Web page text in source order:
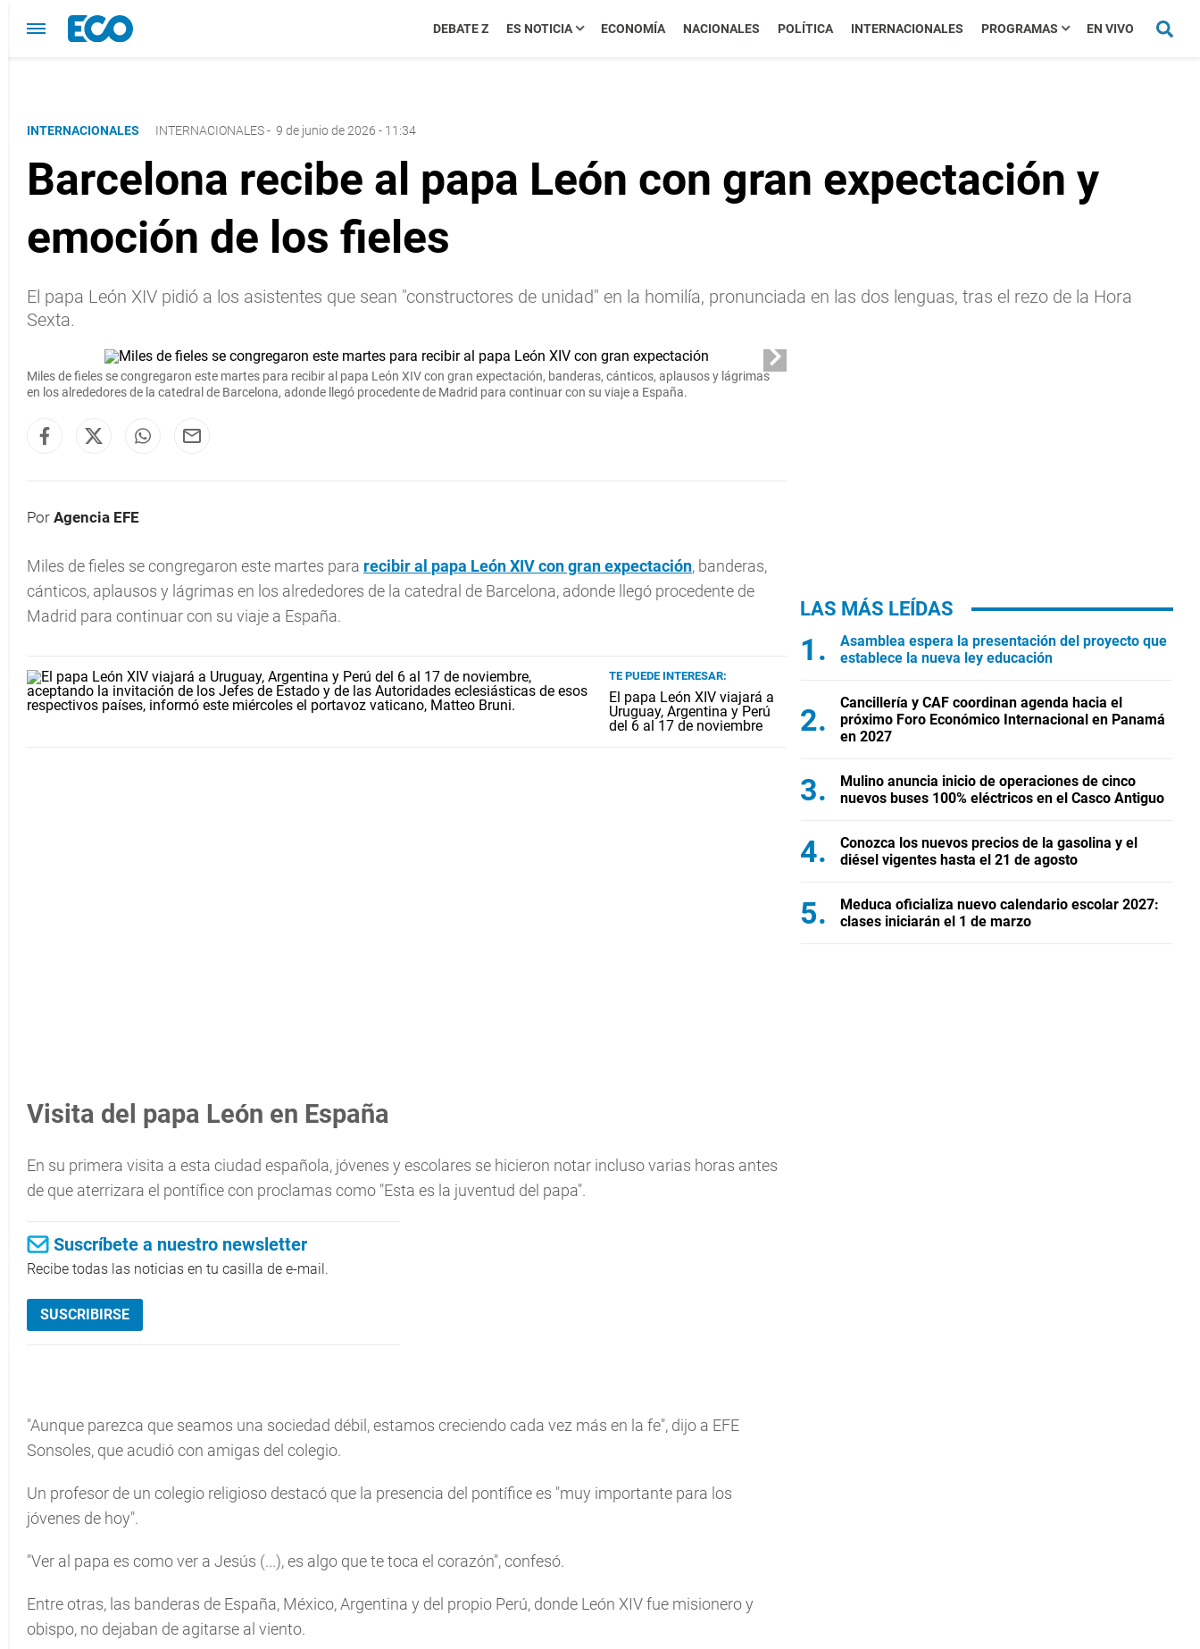
DEBATE Z ES NOTICIA ECONOMÍA NACIONALES POLÍTICA INTERNACIONALES PROGRAMAS EN VIVO
INTERNACIONALES INTERNACIONALES- 9 de junio de 2026 - 11:34
Barcelona recibe al papa León con gran expectación y
emoción de los fieles
El papa León XIV pidió a los asistentes que sean "constructores de unidad" en la homilía, pronunciada en las dos lenguas, tras el rezo de la Hora
Sexta.
Miles de fieles se congregaron este martes para recibir al papa León XIV con gran expectación, banderas, cánticos, aplausos y lágrimas
en los alrededores de la catedral de Barcelona, adonde llegó procedente de Madrid para continuar con su viaje a España.
Por Agencia EFE
Miles de fieles se congregaron este martes para recibir al papa LeónXIV con gran expectación, banderas,
cánticos, aplausos y lágrimas en los alrededores de la catedral de Barcelona, adonde llegó procedente de
Madrid para continuar con su viaje a España.
TE PUEDE INTERESAR:
El papa León XIV viajará a
Uruguay, Argentina y Perú
del 6 al 17 de noviembre
Visita del papa León en España
En su primera visita a esta ciudad española, jóvenes y escolares se hicieron notar incluso varias horas antes
de que aterrizara el pontífice con proclamas como "Esta es la juventud del papa".
Suscríbete a nuestro newsletter
Recibe todas las noticias en tu casilla de e-mail.
SUSCRIBIRSE
"Aunque parezca que seamos una sociedad débil, estamos creciendo cada vez más en la fe", dijo a EFE
Sonsoles, que acudió con amigas del colegio.
Un profesor de un colegio religioso destacó que la presencia del pontífice es "muy importante para los
jóvenes de hoy".
"Ver al papa es como ver a Jesús (...), es algo que te toca el corazón", confesó.
Entre otras, las banderas de España, México, Argentina y del propio Perú, donde León XIV fue misionero y
obispo, no dejaban de agitarse al viento.
LAS MÁS LEÍDAS
Asamblea espera la presentación del proyecto que
establece la nueva ley educación
Cancillería y CAF coordinan agenda hacia el
próximo Foro Económico Internacional en Panamá
en 2027
Mulino anuncia inicio de operaciones de cinco
nuevos buses 100% eléctricos en el Casco Antiguo
Conozca los nuevos precios de la gasolina y el
diésel vigentes hasta el 21 de agosto
Meduca oficializa nuevo calendario escolar 2027:
clases iniciarán el 1 de marzo